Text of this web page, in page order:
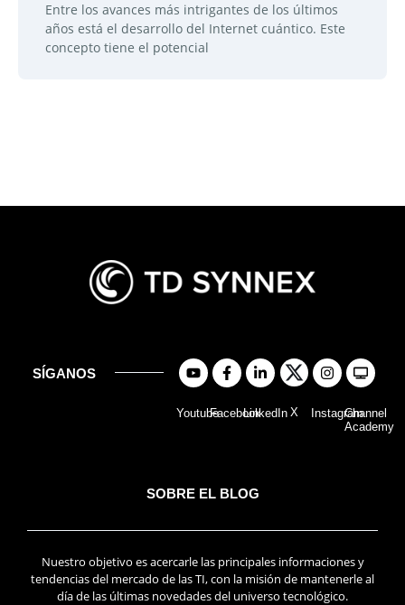
Entre los avances más intrigantes de los últimos
años está el desarrollo del Internet cuántico. Este
concepto tiene el potencial
SÍGANOS
YoutubeFacebookLinkedIn X InstagramChannel
Academy
SOBRE EL BLOG
Nuestro objetivo es acercarle las principales informaciones y
tendencias del mercado de las TI, con la misión de mantenerle al
día de las últimas novedades del universo tecnológico.